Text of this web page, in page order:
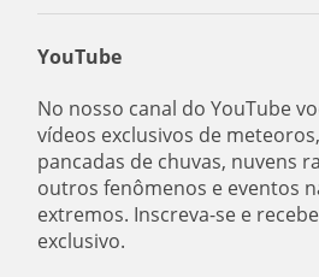
YouTube
No nosso canal do YouTube
vídeos exclusivos de
pancadas de chuvas, nuvens
outros fenômenos e eventos
extremos. Inscreva-se e
exclusivo.